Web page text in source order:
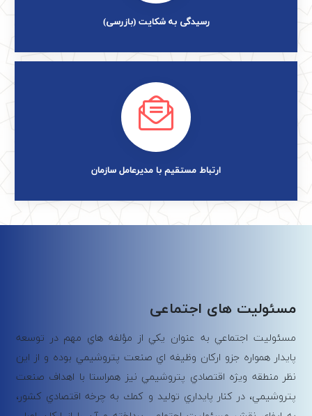
رسیدگی به شکایت (بازرسی)
ارتباط مستقیم با مدیرعامل سازمان
مسئولیت های اجتماعی
مسئوليت اجتماعي به عنوان يكي از مؤلفه­ هاي مهم در توسعه
پايدار همواره جزو اركان وظيفه­ اي صنعت پتروشيمي بوده و از اين
نظر منطقه ويژه اقتصادي پتروشيمي نيز هم­راستا با اهداف صنعت
پتروشيمي، در كنار پايداري توليد و كمك به چرخه اقتصادي كشور،